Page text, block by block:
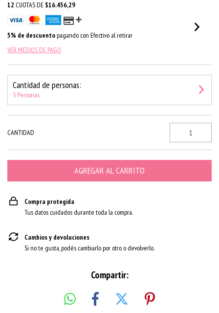
12 CUOTAS DE $16.456,29
5% de descuentopagando con Efectivo al retirar
VER MEDIOS DE PAGO
Cantidad de personas:
5 Personas
CANTIDAD
Compra protegida
Tus datos cuidados durante toda la compra.
Cambios y devoluciones
Si no te gusta, podés cambiarlo por otro o devolverlo.
Compartir: